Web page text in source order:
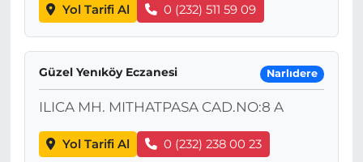
Yol Tarifi Al 0 (232) 511 59 09
Güzel Yenıköy Eczanesi Narlıdere
ILICA MH. MITHATPASA CAD.NO:8 A
Yol Tarifi Al 0 (232) 238 00 23